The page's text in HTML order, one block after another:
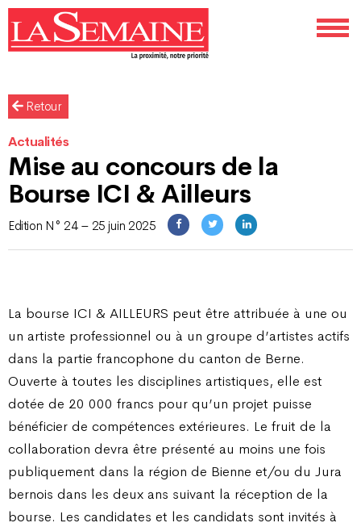
Retour
Actualités
Mise au concours de la
Bourse ICI & Ailleurs
Edition N° 24 – 25 juin 2025
La bourse ICI & AILLEURS peut être attribuée à une ou
un artiste professionnel ou à un groupe d’artistes actifs
dans la partie francophone du canton de Berne.
Ouverte à toutes les disciplines artistiques, elle est
dotée de 20 000 francs pour qu’un projet puisse
bénéficier de compétences extérieures. Le fruit de la
collaboration devra être présenté au moins une fois
publiquement dans la région de Bienne et/ou du Jura
bernois dans les deux ans suivant la réception de la
bourse. Les candidates et les candidats sont invités à